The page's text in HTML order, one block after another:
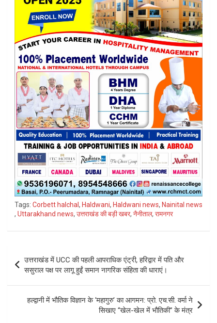
Tags: Corbett halchal, Haldwani, Haldwani news, Nainital news
, Uttarakhand news, उत्तराखंड की बड़ी खबर, नैनीताल, रामनगर
navigation
उत्तराखंड में UCC की पहली आपराधिक एंट्री, हरिद्वार में पति और
ससुराल पक्ष पर लागू हुईं समान नागरिक संहिता की धाराएं।
हल्द्वानी में भौतिक विज्ञान के ‘महागुरु’ का आगमन: प्रो. एच.सी. वर्मा ने
सिखाए “खेल-खेल में भौतिकी” के मंत्र